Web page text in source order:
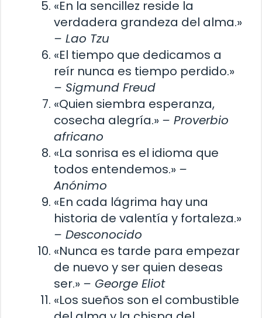
«En la sencillez reside la
verdadera grandeza del alma.»
– Lao Tzu
«El tiempo que dedicamos a
reír nunca es tiempo perdido.»
– Sigmund Freud
«Quien siembra esperanza,
cosecha alegría.» – Proverbio
africano
«La sonrisa es el idioma que
todos entendemos.» –
Anónimo
«En cada lágrima hay una
historia de valentía y fortaleza.»
– Desconocido
«Nunca es tarde para empezar
de nuevo y ser quien deseas
ser.» – George Eliot
«Los sueños son el combustible